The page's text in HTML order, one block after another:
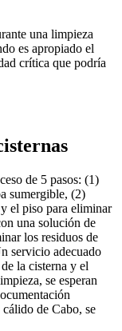
una limpieza
es apropiado el
crítica que podría
de 5 pasos: (1)
sumergible, (2)
el piso para eliminar
una solución de
los residuos de
servicio adecuado
la cisterna y el
se esperan
de Cabo, se